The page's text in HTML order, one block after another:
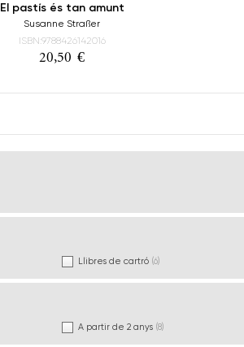
Llibres de cartró (6)
A partir de 2 anys (8)
El pastís és tan amunt
Susanne Straßer
ISBN:9788426142016
20,50 €